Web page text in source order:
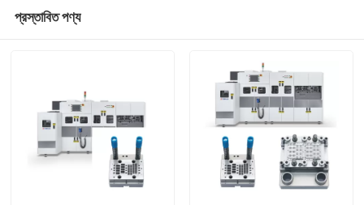
প্রস্তাবিত পণ্য